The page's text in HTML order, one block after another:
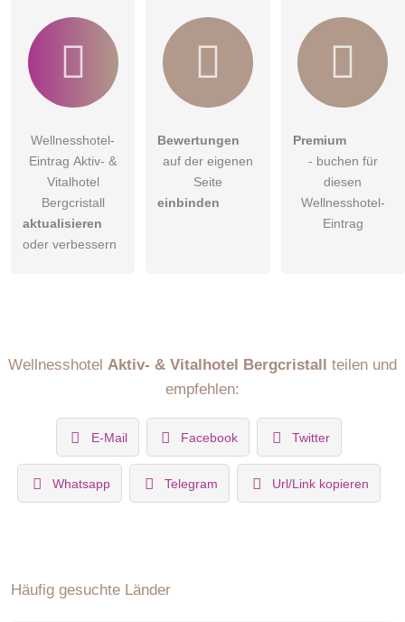
Wellnesshotel-
Eintrag Aktiv- &
Vitalhotel
Bergcristall
aktualisieren
oder verbessern
Bewertungen
auf der eigenen
Seite
einbinden
Premium
- buchen für
diesen
Wellnesshotel-
Eintrag
Wellnesshotel Aktiv- & Vitalhotel Bergcristall teilen und
empfehlen:
E-Mail Facebook Twitter
Whatsapp Telegram Url/Link kopieren
Häufig gesuchte Länder